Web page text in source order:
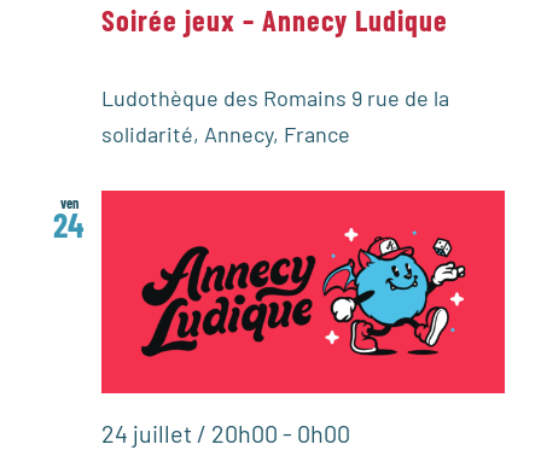
Soirée jeux – Annecy Ludique
Ludothèque des Romains 9 rue de la
solidarité, Annecy, France
ven
24
24 juillet / 20h00 - 0h00